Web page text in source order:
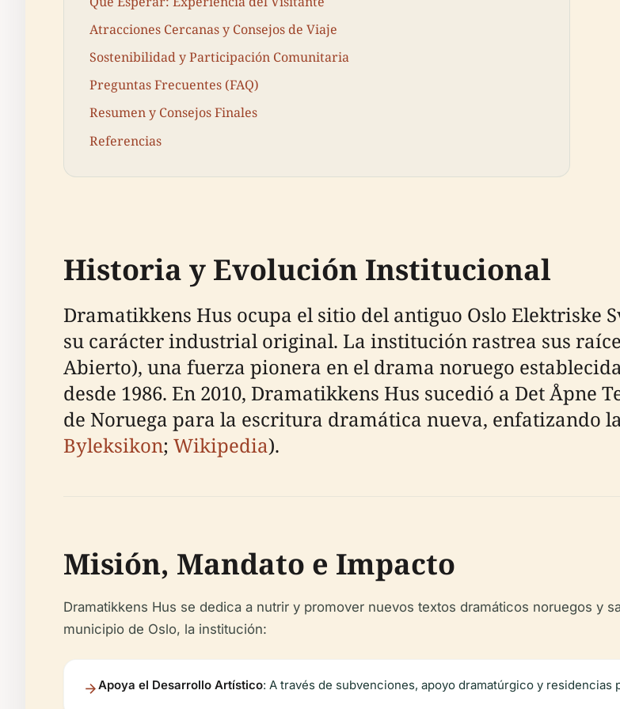
Atracciones Cercanas y Consejos de Viaje
Sostenibilidad y Participación Comunitaria
Preguntas Frecuentes (FAQ)
Resumen y Consejos Finales
Referencias
Historia y Evolución Institucional
Dramatikkens Hus ocupa el sitio del antiguo Oslo Elektriske
su carácter industrial original. La institución rastrea sus
Abierto), una fuerza pionera en el drama noruego
desde 1986. En 2010, Dramatikkens Hus sucedió a Det Åpne
de Noruega para la escritura dramática nueva, enfatizando
Byleksikon; Wikipedia).
Misión, Mandato e Impacto
Dramatikkens Hus se dedica a nutrir y promover nuevos textos dramáticos noruegos y
municipio de Oslo, la institución:
Apoya el Desarrollo Artístico: A través de subvenciones, apoyo dramatúrgico y residencias